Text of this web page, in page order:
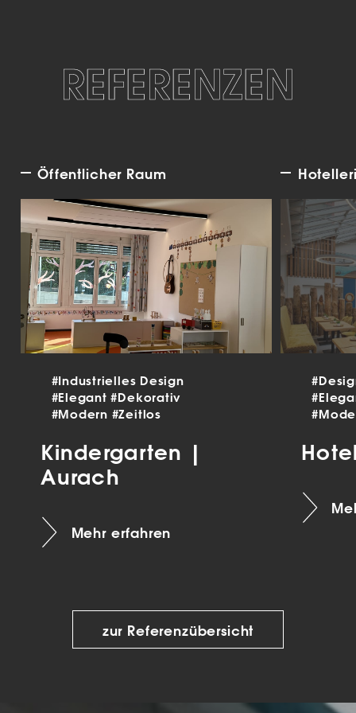
REFERENZEN
Öffentlicher Raum
#Industrielles Design
#Elegant#Dekorativ
#Modern #Zeitlos
Kindergarten |
Aurach
Mehr erfahren
zur Referenzübersicht